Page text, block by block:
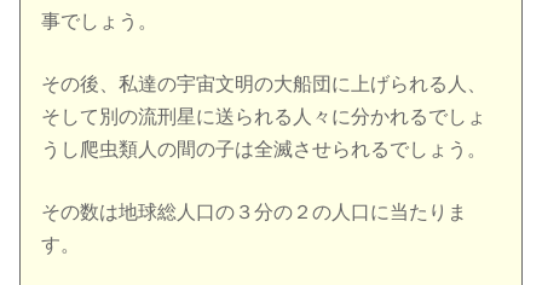
事でしょう。
その後、私達の宇宙文明の大船団に上げられる人、
そして別の流刑星に送られる人々に分かれるでしょ
うし爬虫類人の間の子は全滅させられるでしょう。
その数は地球総人口の３分の２の人口に当たりま
す。